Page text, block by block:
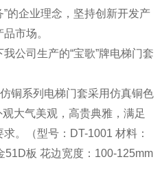
的企业理念，坚持创新开发产
市场。
公司生产的“宝歌”牌电梯门套
铜系列电梯门套采用仿真铜色
大气美观，高贵典雅，满足
。（型号：DT-1001 材料：
51D板 花边宽度：100-125mm